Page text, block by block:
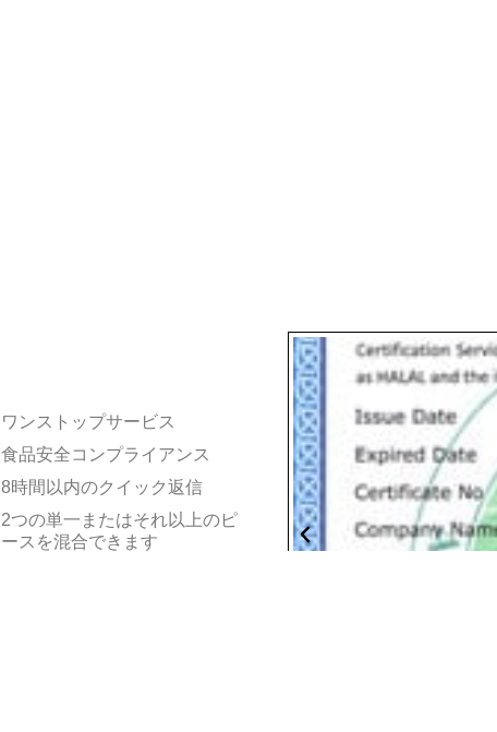
ワンストップサービス
食品安全コンプライアンス
8時間以内のクイック返信
2つの単一またはそれ以上のピ
ースを混合できます